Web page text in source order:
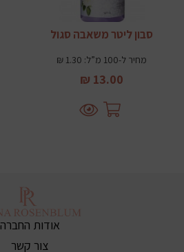
סבון ליטר משאבה סגול
מחיר ל-100 מ”ל: 1.30 ₪
13.00 ₪
אודות החברה
צור קשר